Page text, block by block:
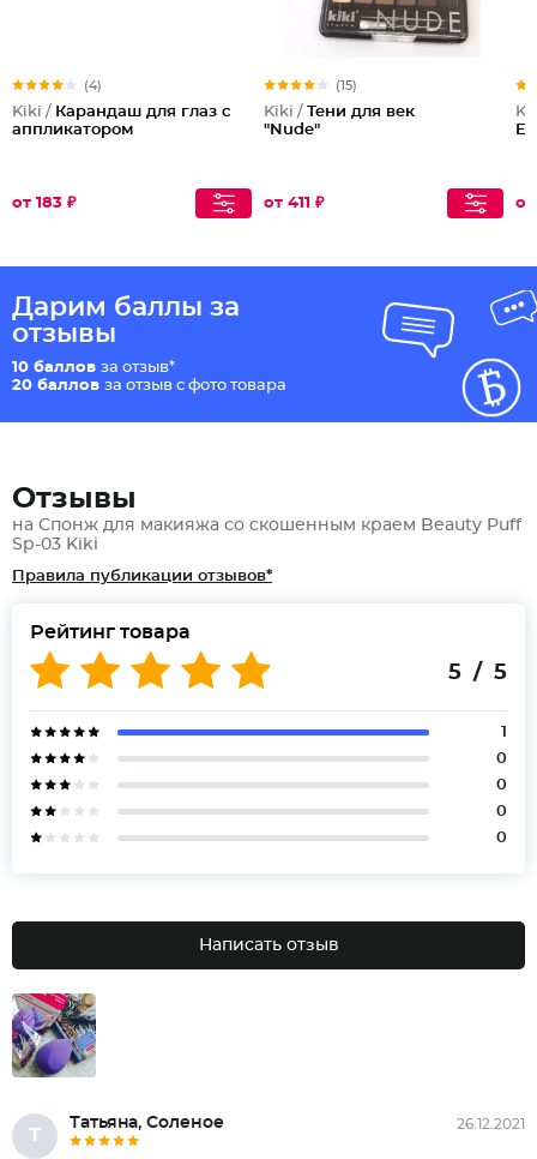
(4)
Kiki / Карандаш для глаз с
аппликатором
от 183 ₽
(15)
Kiki / Тени для век
"Nude"
от 411 ₽ от
Дарим баллы за
отзывы
10 баллов за отзыв*
20 баллов за отзыв с фото товара
Отзывы
на Спонж для макияжа со скошенным краем Beauty Puff
Sp-03 Kiki
Правила публикации отзывов*
Рейтинг товара
5 / 5
1
0
0
0
0
Написать отзыв
Т
Татьяна, Соленое 26.12.2021